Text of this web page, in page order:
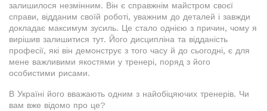
залишилося незмінним. Він є справжнім майстром своєї
справи, відданим своїй роботі, уважним до деталей і завжди
докладає максимум зусиль. Це стало однією з причин, чому я
вирішив залишитися тут. Його дисципліна та відданість
професії, які він демонструє з того часу й до сьогодні, є для
мене важливими якостями у тренері, поряд з його
особистими рисами.
В Україні його вважають одним з найобіцяючих тренерів. Чи
вам вже відомо про це?